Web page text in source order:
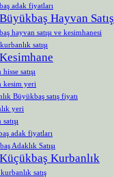
adak fiyatları
Hayvan
hayvan satışı ve kesimhanesi
satışı
satışı
kesim yeri
Büyükbaş satış fiyatı
yeri
adak fiyatları
Adaklık Satışı
Kurbanlık
satış